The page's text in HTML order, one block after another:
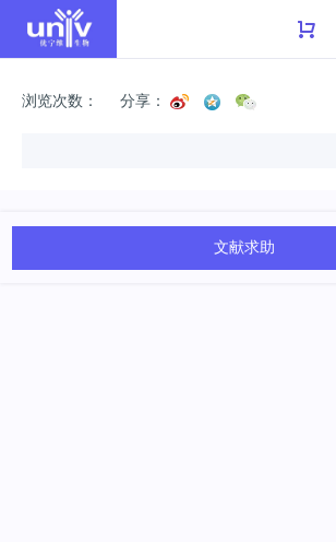
浏览次数： 分享：
文献求助